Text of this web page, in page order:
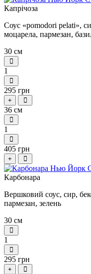
Капрічоза
Соус «pomodori pelati»,
моцарела, пармезан,
30 см
1
295 грн
+
36 см
1
405 грн
+
Карбонара
Вершковий соус, сир,
пармезан, зелень
30 см
1
295 грн
+